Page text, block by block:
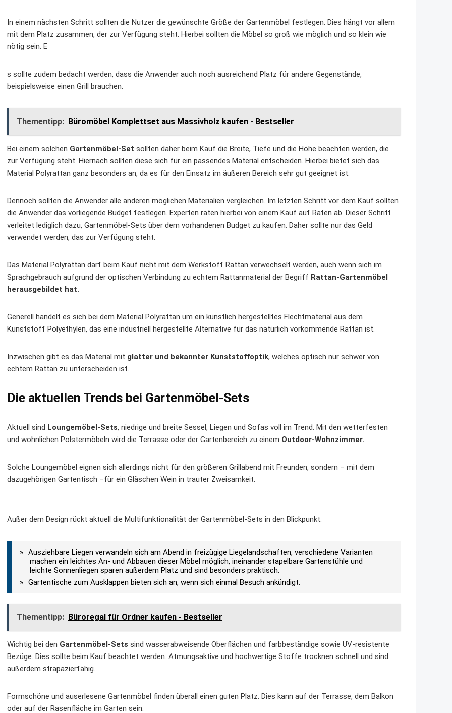
In einem nächsten Schritt sollten die Nutzer die gewünschte Größe der Gartenmöbel festlegen. Dies hängt vor allem
mit dem Platz zusammen, der zur Verfügung steht. Hierbei sollten die Möbel so groß wie möglich und so klein wie
nötig sein. E
s sollte zudem bedacht werden, dass die Anwender auch noch ausreichend Platz für andere Gegenstände,
beispielsweise einen Grill brauchen.
Thementipp: Büromöbel Komplettset aus Massivholz kaufen - Bestseller
Bei einem solchen Gartenmöbel-Set sollten daher beim Kauf die Breite, Tiefe und die Höhe beachten werden, die
zur Verfügung steht. Hiernach sollten diese sich für ein passendes Material entscheiden. Hierbei bietet sich das
Material Polyrattan ganz besonders an, da es für den Einsatz im äußeren Bereich sehr gut geeignet ist.
Dennoch sollten die Anwender alle anderen möglichen Materialien vergleichen. Im letzten Schritt vor dem Kauf sollten
die Anwender das vorliegende Budget festlegen. Experten raten hierbei von einem Kauf auf Raten ab. Dieser Schritt
verleitet lediglich dazu, Gartenmöbel-Sets über dem vorhandenen Budget zu kaufen. Daher sollte nur das Geld
verwendet werden, das zur Verfügung steht.
Das Material Polyrattan darf beim Kauf nicht mit dem Werkstoff Rattan verwechselt werden, auch wenn sich im
Sprachgebrauch aufgrund der optischen Verbindung zu echtem Rattanmaterial der Begriff Rattan-Gartenmöbel
herausgebildet hat.
Generell handelt es sich bei dem Material Polyrattan um ein künstlich hergestelltes Flechtmaterial aus dem
Kunststoff Polyethylen, das eine industriell hergestellte Alternative für das natürlich vorkommende Rattan ist.
Inzwischen gibt es das Material mit glatter und bekannter Kunststoffoptik, welches optisch nur schwer von
echtem Rattan zu unterscheiden ist.
Die aktuellen Trends bei Gartenmöbel-Sets
Aktuell sind Loungemöbel-Sets, niedrige und breite Sessel, Liegen und Sofas voll im Trend. Mit den wetterfesten
und wohnlichen Polstermöbeln wird die Terrasse oder der Gartenbereich zu einem Outdoor-Wohnzimmer.
Solche Loungemöbel eignen sich allerdings nicht für den größeren Grillabend mit Freunden, sondern – mit dem
dazugehörigen Gartentisch –für ein Gläschen Wein in trauter Zweisamkeit.
Außer dem Design rückt aktuell die Multifunktionalität der Gartenmöbel-Sets in den Blickpunkt:
Ausziehbare Liegen verwandeln sich am Abend in freizügige Liegelandschaften, verschiedene Varianten
machen ein leichtes An- und Abbauen dieser Möbel möglich, ineinander stapelbare Gartenstühle und
leichte Sonnenliegen sparen außerdem Platz und sind besonders praktisch.
Gartentische zum Ausklappen bieten sich an, wenn sich einmal Besuch ankündigt.
Thementipp: Büroregal für Ordner kaufen - Bestseller
Wichtig bei den Gartenmöbel-Sets sind wasserabweisende Oberflächen und farbbeständige sowie UV-resistente
Bezüge. Dies sollte beim Kauf beachtet werden. Atmungsaktive und hochwertige Stoffe trocknen schnell und sind
außerdem strapazierfähig.
Formschöne und auserlesene Gartenmöbel finden überall einen guten Platz. Dies kann auf der Terrasse, dem Balkon
oder auf der Rasenfläche im Garten sein.